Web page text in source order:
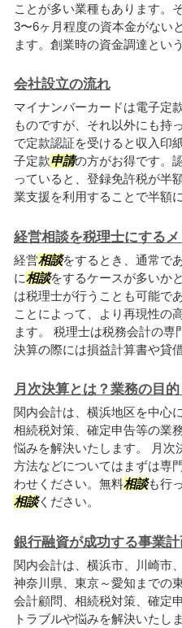
ことが多い業種もあります。
3〜6ヶ月程度の資本金がない
ます。創業時の資金調達とい
会社設立の流れ
マイナンバーカードは電子定
ものですが、それ以外にも持
で定款認証を受けると収入印
子定款申請の方がお得です。
っていると、登録免許税が半
業支援を利用することで半額
経営相談を税理士にするメ
経営相談をするとき、通常で
に相談をするケースが多いか
は税理士が行うことも可能で
ことによって、より再現性の
ます。 税理士は税務会計の
決算の際には損益計算書や貸
月次決算とは？業務の目
関内会計は、横浜地区を中心
相続税対策、確定申告等の業
悩みを解決いたします。 月次
方法などについてはまずは専
わせください。無料相談も行
相談ください。
銀行融資が成功する事業
関内会計は、横浜市、川崎市
神奈川県、東京～愛知までの
会計顧問、相続税対策、確定
トラブルや悩みを解決いたし